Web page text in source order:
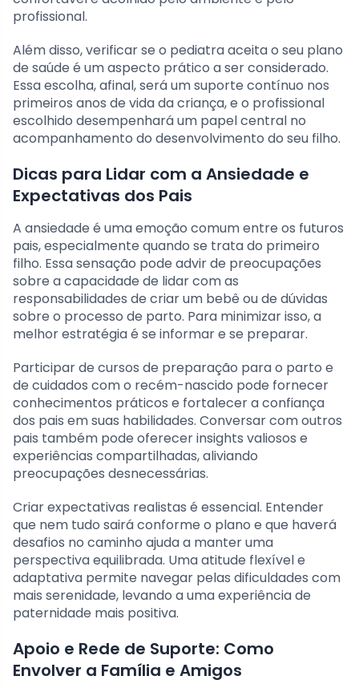
profissional.
Além disso, verificar se o pediatra aceita o seu plano
de saúde é um aspecto prático a ser considerado.
Essa escolha, afinal, será um suporte contínuo nos
primeiros anos de vida da criança, e o profissional
escolhido desempenhará um papel central no
acompanhamento do desenvolvimento do seu filho.
Dicas para Lidar com a Ansiedade e
Expectativas dos Pais
A ansiedade é uma emoção comum entre os futuros
pais, especialmente quando se trata do primeiro
filho. Essa sensação pode advir de preocupações
sobre a capacidade de lidar com as
responsabilidades de criar um bebê ou de dúvidas
sobre o processo de parto. Para minimizar isso, a
melhor estratégia é se informar e se preparar.
Participar de cursos de preparação para o parto e
de cuidados com o recém-nascido pode fornecer
conhecimentos práticos e fortalecer a confiança
dos pais em suas habilidades. Conversar com outros
pais também pode oferecer insights valiosos e
experiências compartilhadas, aliviando
preocupações desnecessárias.
Criar expectativas realistas é essencial. Entender
que nem tudo sairá conforme o plano e que haverá
desafios no caminho ajuda a manter uma
perspectiva equilibrada. Uma atitude flexível e
adaptativa permite navegar pelas dificuldades com
mais serenidade, levando a uma experiência de
paternidade mais positiva.
Apoio e Rede de Suporte: Como
Envolver a Família e Amigos